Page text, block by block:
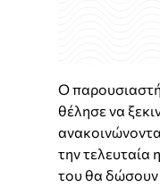
Ο
θέλησε να
την τελευταία
του θα δώσουν